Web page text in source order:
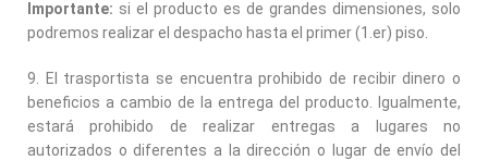
Importante: si el producto es de grandes dimensiones, solo
podremos realizar el despacho hasta el primer (1.er) piso.
9. El trasportista se encuentra prohibido de recibir dinero o
beneficios a cambio de la entrega del producto. Igualmente,
estará prohibido de realizar entregas a lugares no
autorizados o diferentes a la dirección o lugar de envío del